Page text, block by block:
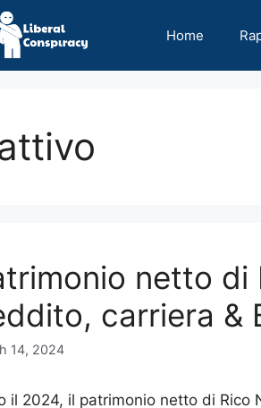
Home
netto di
carriera &
14, 2024
il 2024, il patrimonio netto di Rico